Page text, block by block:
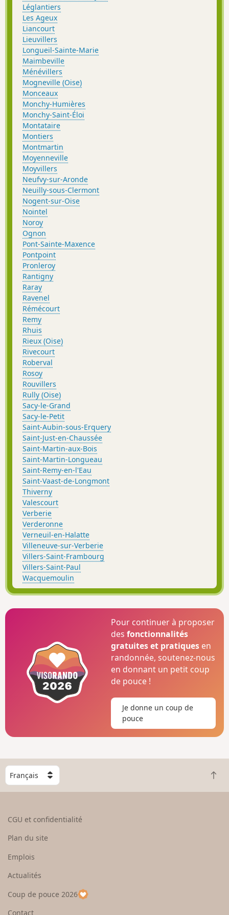
Léglantiers
Les Ageux
Liancourt
Lieuvillers
Longueil-Sainte-Marie
Maimbeville
Ménévillers
Mogneville (Oise)
Monceaux
Monchy-Humières
Monchy-Saint-Éloi
Montataire
Montiers
Montmartin
Moyenneville
Moyvillers
Neufvy-sur-Aronde
Neuilly-sous-Clermont
Nogent-sur-Oise
Nointel
Noroy
Ognon
Pont-Sainte-Maxence
Pontpoint
Pronleroy
Rantigny
Raray
Ravenel
Rémécourt
Remy
Rhuis
Rieux (Oise)
Rivecourt
Roberval
Rosoy
Rouvillers
Rully (Oise)
Sacy-le-Grand
Sacy-le-Petit
Saint-Aubin-sous-Erquery
Saint-Just-en-Chaussée
Saint-Martin-aux-Bois
Saint-Martin-Longueau
Saint-Remy-en-l'Eau
Saint-Vaast-de-Longmont
Thiverny
Valescourt
Verberie
Verderonne
Verneuil-en-Halatte
Villeneuve-sur-Verberie
Villers-Saint-Frambourg
Villers-Saint-Paul
Wacquemoulin
Pour continuer à proposer
desfonctionnalités
gratuites et pratiques en
randonnée, soutenez-nous
en donnant un petit coup
de pouce !
Je donne un coup de
pouce
C
h
o
e
u
p
a
R
e
CGU et confidentialité
Plan du site
Emplois
Actualités
Coup de pouce 2026
Contact